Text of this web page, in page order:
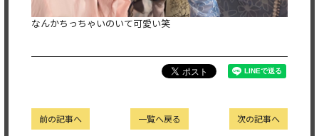
なんかちっちゃいのいて可愛い笑
次の記事へ
一覧へ戻る
前の記事へ